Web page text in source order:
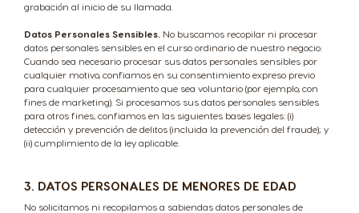
grabación al inicio de su llamada.
Datos Personales Sensibles. No buscamos recopilar ni procesar
datos personales sensibles en el curso ordinario de nuestro negocio.
Cuando sea necesario procesar sus datos personales sensibles por
cualquier motivo, confiamos en su consentimiento expreso previo
para cualquier procesamiento que sea voluntario (por ejemplo, con
fines de marketing). Si procesamos sus datos personales sensibles
para otros fines, confiamos en las siguientes bases legales: (i)
detección y prevención de delitos (incluida la prevención del fraude); y
(ii) cumplimiento de la ley aplicable.
3. DATOS PERSONALES DE MENORES DE EDAD
No solicitamos ni recopilamos a sabiendas datos personales de